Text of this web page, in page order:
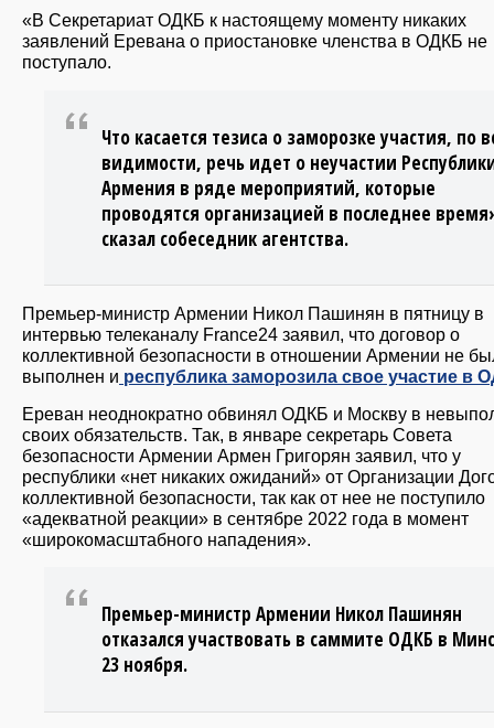
«В Секретариат ОДКБ к настоящему моменту никаких
заявлений Еревана о приостановке членства в ОДКБ не
поступало.
Что касается тезиса о заморозке участия, по
видимости, речь идет о неучастии
Армения в ряде мероприятий, которые
проводятся организацией в последнее
сказал собеседник агентства.
Премьер-министр Армении Никол Пашинян в пятницу в
интервью телеканалу France24 заявил, что договор о
коллективной безопасности в отношении Армении не
выполнен и республика заморозила свое участие в
Ереван неоднократно обвинял ОДКБ и Москву в
своих обязательств. Так, в январе секретарь Совета
безопасности Армении Армен Григорян заявил, что у
республики «нет никаких ожиданий» от Организации
коллективной безопасности, так как от нее не поступило
«адекватной реакции» в сентябре 2022 года в момент
«широкомасштабного нападения».
Премьер-министр Армении Никол Пашинян
отказался участвовать в саммите ОДКБ в
23 ноября.